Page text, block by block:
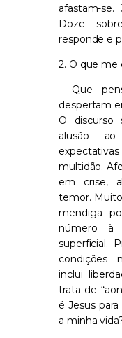
afastam-
Doze
responde e
2. O que me
– Que
despertam
O discurso
alusão
multidão.
em crise,
temor.
mendiga
número à
superficial.
condições
inclui
trata de
é Jesus
a minha